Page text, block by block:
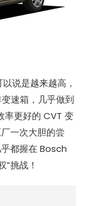
说是越来越高，
速箱，几乎做到
率更好的 CVT 变
一次大胆的尝
都握在 Bosch
挑战！